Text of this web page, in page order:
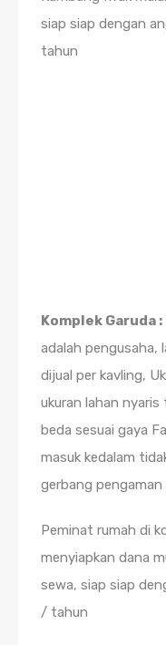
siap siap dengan
tahun
Komplek Garuda :
adalah pengusaha,
dijual per kavling,
ukuran lahan
beda sesuai gaya
masuk kedalam
gerbang
Peminat rumah di
menyiapkan dana
sewa, siap siap
/ tahun